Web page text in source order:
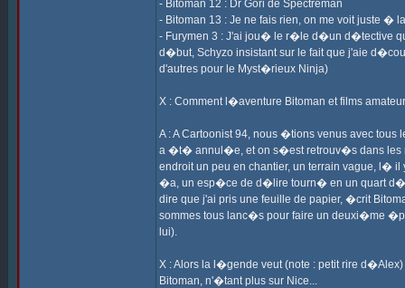
- Bitoman 12 : Dr Gori de Spectreman
- Bitoman 13 : Je ne fais rien, on me voit juste
- Furymen 3 : J'ai jou� le r�le d�un d�tective
d�but, Schyzo insistant sur le fait que j'aie
d'autres pour le Myst�rieux Ninja)
X : Comment l�aventure Bitoman et films
A : A Cartoonist 94, nous �tions venus avec tous
a �t� annul�e, et on s�est retrouv�s dans les
endroit un peu en chantier, un terrain vague, l�
�a, un esp�ce de d�lire tourn� en un quart
dire que j'ai pris une feuille de papier, �crit
sommes tous lanc�s pour faire un deuxi�me
lui).
X : Alors la l�gende veut (note : petit rire
Bitoman, n'�tant plus sur Nice...